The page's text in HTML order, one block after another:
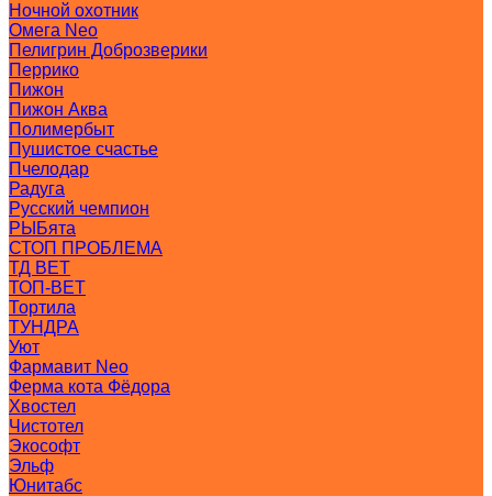
Ночной охотник
Омега Neo
Пелигрин Доброзверики
Перрико
Пижон
Пижон Аква
Полимербыт
Пушистое счастье
Пчелодар
Радуга
Русский чемпион
РЫБята
СТОП ПРОБЛЕМА
ТД ВЕТ
ТОП-ВЕТ
Тортила
ТУНДРА
Уют
Фармавит Neo
Ферма кота Фёдора
Хвостел
Чистотел
Экософт
Эльф
Юнитабс